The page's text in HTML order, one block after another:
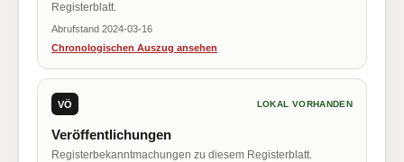
Registerblatt.
Abrufstand 2024-03-16
Chronologischen Auszug ansehen
VÖ LOKAL VORHANDEN
Veröffentlichungen
Registerbekanntmachungen zu diesem Registerblatt.